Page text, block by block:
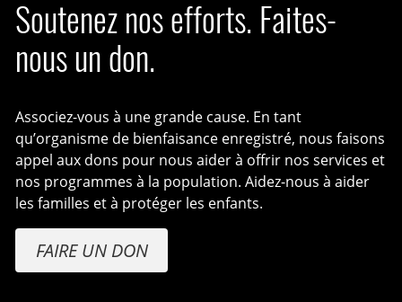
Soutenez nos efforts. Faites-
nous un don.
Associez-vous à une grande cause. En tant
qu’organisme de bienfaisance enregistré, nous faisons
appel aux dons pour nous aider à offrir nos services et
nos programmes à la population. Aidez-nous à aider
les familles et à protéger les enfants.
FAIRE UN DON